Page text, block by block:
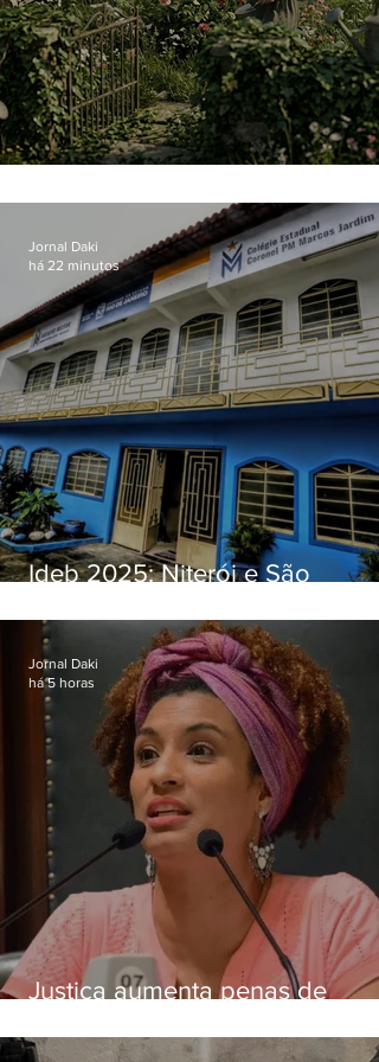
Ideb 2025: Niterói e São
distintos no ensino médio; veja
Jornal Daki
há 22 minutos
Justiça aumenta penas de
pelo assassinato de Marielle
Jornal Daki
há 5 horas